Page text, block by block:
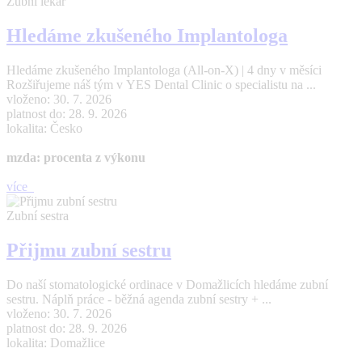
Hledáme zkušeného Implantologa
Hledáme zkušeného Implantologa (All-on-X) | 4 dny v měsíci
Rozšiřujeme náš tým v YES Dental Clinic o specialistu na ...
vloženo: 30. 7. 2026
platnost do: 28. 9. 2026
lokalita: Česko
mzda: procenta z výkonu
více
Zubní sestra
Přijmu zubní sestru
Do naší stomatologické ordinace v Domažlicích hledáme zubní
sestru. Náplň práce - běžná agenda zubní sestry + ...
vloženo: 30. 7. 2026
platnost do: 28. 9. 2026
lokalita: Domažlice